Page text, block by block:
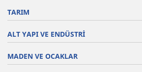
TARIM
ALT YAPI VE ENDÜSTRİ
MADEN VE OCAKLAR